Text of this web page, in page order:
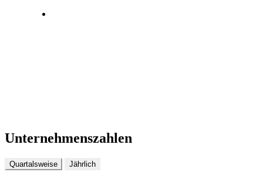
Unternehmenszahlen
Quartalsweise Jährlich